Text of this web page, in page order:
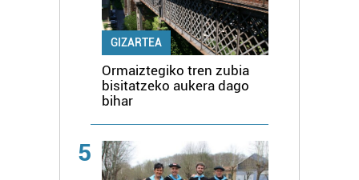
GIZARTEA
Ormaiztegiko tren zubia
bisitatzeko aukera dago
bihar
5